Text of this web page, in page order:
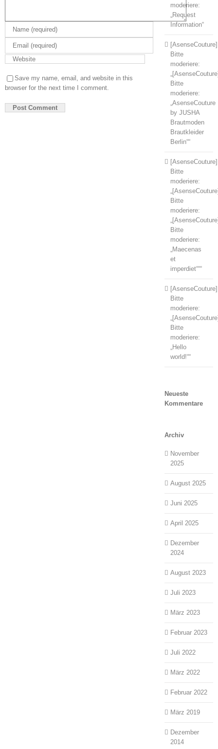
Save my name, email, and website in this
browser for the next time I comment.
moderiere:
„Request
Information“
[AsenseCouture]
Bitte
moderiere:
Bitte
moderiere:
„AsenseCouture
by JUSHA
Brautmoden
Brautkleider
Berlin““
[AsenseCouture]
Bitte
moderiere:
Bitte
moderiere:
Bitte
moderiere:
„Maecenas
et
imperdiet“““
[AsenseCouture]
Bitte
moderiere:
Bitte
moderiere:
„Hello
world!““
Neueste
Kommentare
Archiv
November
2025
August 2025
Juni 2025
April 2025
Dezember
2024
August 2023
Juli 2023
März 2023
Februar 2023
Juli 2022
März 2022
Februar 2022
März 2019
Dezember
2014